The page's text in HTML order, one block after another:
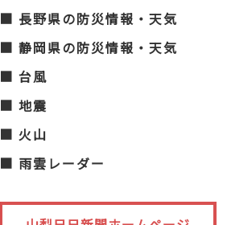
■ 長野県の防災情報・天気
■ 静岡県の防災情報・天気
■ 台風
■ 地震
■ 火山
■ 雨雲レーダー